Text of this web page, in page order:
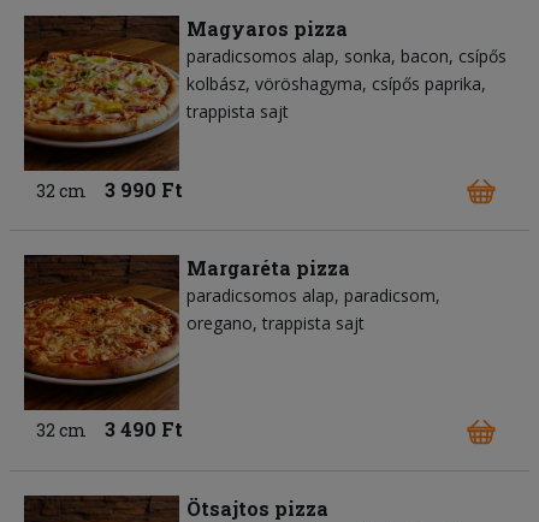
Magyaros pizza
paradicsomos alap sonka bacon csípős
kolbász vöröshagyma csípős paprika
trappista sajt
32 cm 3 990 Ft
Margaréta pizza
paradicsomos alap paradicsom
oregano trappista sajt
32 cm 3 490 Ft
Ötsajtos pizza